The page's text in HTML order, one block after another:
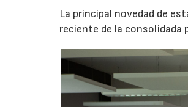
La principal novedad de
reciente de la consolidada